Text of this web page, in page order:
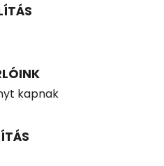
kapnak